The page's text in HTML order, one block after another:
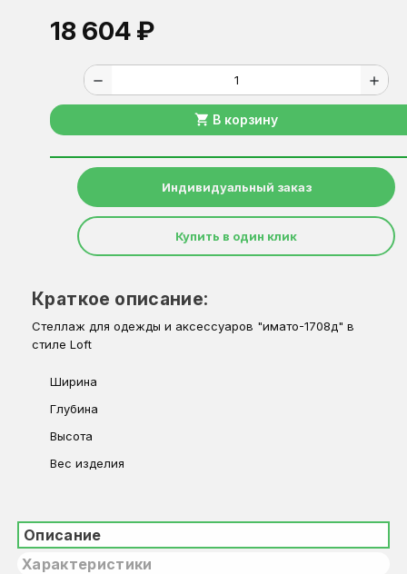
18 604 ₽
remove add
shopping_cart В корзину
Индивидуальный заказ
Купить в один клик
Краткое описание:
Стеллаж для одежды и аксессуаров "имато-1708д" в
стиле Loft
Ширина
Глубина
Высота
Вес изделия
Описание
Характеристики